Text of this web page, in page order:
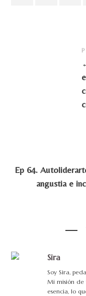
Ep 64.
angustia e
Sira
Soy Sira,
Mi misión de
esencia, lo